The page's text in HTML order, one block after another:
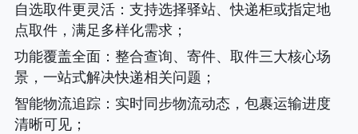
自选取件更灵活：支持选择驿站、快递柜或指定地
点取件，满足多样化需求；
功能覆盖全面 ：整合查询、寄件、取件三大核心场
景，一站式解决快递相关问题；
智能物流追踪 ：实时同步物流动态，包裹运输进度
清晰可见；